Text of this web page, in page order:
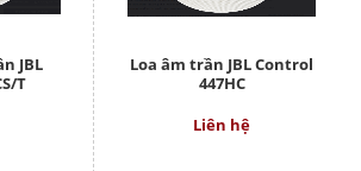
JBL
T
Loa âm trần JBL Control
447HC
Liên hệ